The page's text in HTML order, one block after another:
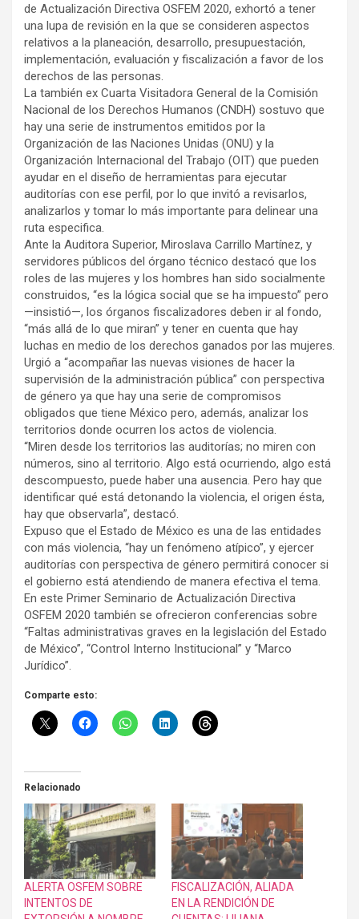
de Actualización Directiva OSFEM 2020, exhortó a tener
una lupa de revisión en la que se consideren aspectos
relativos a la planeación, desarrollo, presupuestación,
implementación, evaluación y fiscalización a favor de los
derechos de las personas.
La también ex Cuarta Visitadora General de la Comisión
Nacional de los Derechos Humanos (CNDH) sostuvo que
hay una serie de instrumentos emitidos por la
Organización de las Naciones Unidas (ONU) y la
Organización Internacional del Trabajo (OIT) que pueden
ayudar en el diseño de herramientas para ejecutar
auditorías con ese perfil, por lo que invitó a revisarlos,
analizarlos y tomar lo más importante para delinear una
ruta especifica.
Ante la Auditora Superior, Miroslava Carrillo Martínez, y
servidores públicos del órgano técnico destacó que los
roles de las mujeres y los hombres han sido socialmente
construidos, “es la lógica social que se ha impuesto” pero
—insistió—, los órganos fiscalizadores deben ir al fondo,
“más allá de lo que miran” y tener en cuenta que hay
luchas en medio de los derechos ganados por las mujeres.
Urgió a “acompañar las nuevas visiones de hacer la
supervisión de la administración pública” con perspectiva
de género ya que hay una serie de compromisos
obligados que tiene México pero, además, analizar los
territorios donde ocurren los actos de violencia.
“Miren desde los territorios las auditorías; no miren con
números, sino al territorio. Algo está ocurriendo, algo está
descompuesto, puede haber una ausencia. Pero hay que
identificar qué está detonando la violencia, el origen ésta,
hay que observarla”, destacó.
Expuso que el Estado de México es una de las entidades
con más violencia, “hay un fenómeno atípico”, y ejercer
auditorías con perspectiva de género permitirá conocer si
el gobierno está atendiendo de manera efectiva el tema.
En este Primer Seminario de Actualización Directiva
OSFEM 2020 también se ofrecieron conferencias sobre
“Faltas administrativas graves en la legislación del Estado
de México”, “Control Interno Institucional” y “Marco
Jurídico”.
Comparte esto:
Relacionado
ALERTA OSFEM SOBRE
INTENTOS DE
FISCALIZACIÓN, ALIADA
EN LA RENDICIÓN DE